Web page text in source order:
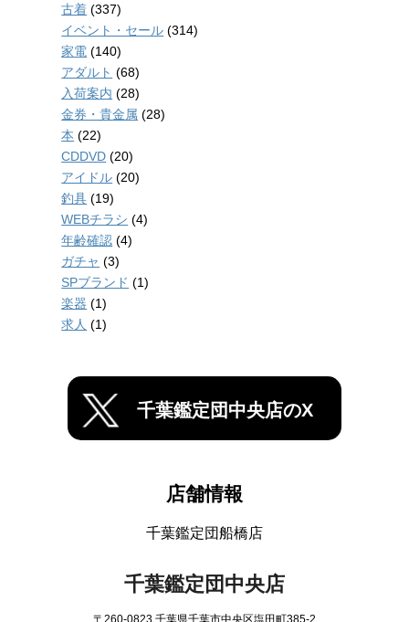
古着 (337)
イベント・セール (314)
家電 (140)
アダルト (68)
入荷案内 (28)
金券・貴金属 (28)
本 (22)
CDDVD (20)
アイドル (20)
釣具 (19)
WEBチラシ (4)
年齢確認 (4)
ガチャ (3)
SPブランド (1)
楽器 (1)
求人 (1)
千葉鑑定団中央店のX
店舗情報
千葉鑑定団船橋店
千葉鑑定団中央店
〒260-0823 千葉県千葉市中央区塩田町385-2